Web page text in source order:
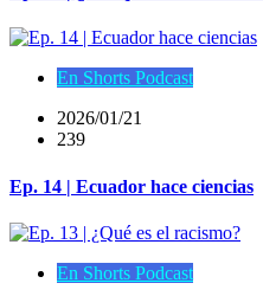
En Shorts Podcast
2026/01/21
239
Ep. 14 | Ecuador hace ciencias
En Shorts Podcast